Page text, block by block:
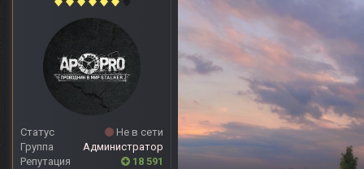
Статус
Не в сети
Группа
Администратор
Репутация
18 591